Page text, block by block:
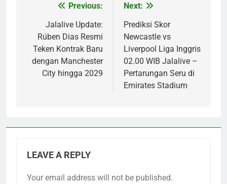
navigation
Previous:
Jalalive Update:
Rúben Dias Resmi
Teken Kontrak Baru
dengan Manchester
City hingga 2029
Next:
Prediksi Skor
Newcastle vs
Liverpool Liga Inggris
02.00 WIB Jalalive –
Pertarungan Seru di
Emirates Stadium
LEAVE A REPLY
Your email address will not be published.